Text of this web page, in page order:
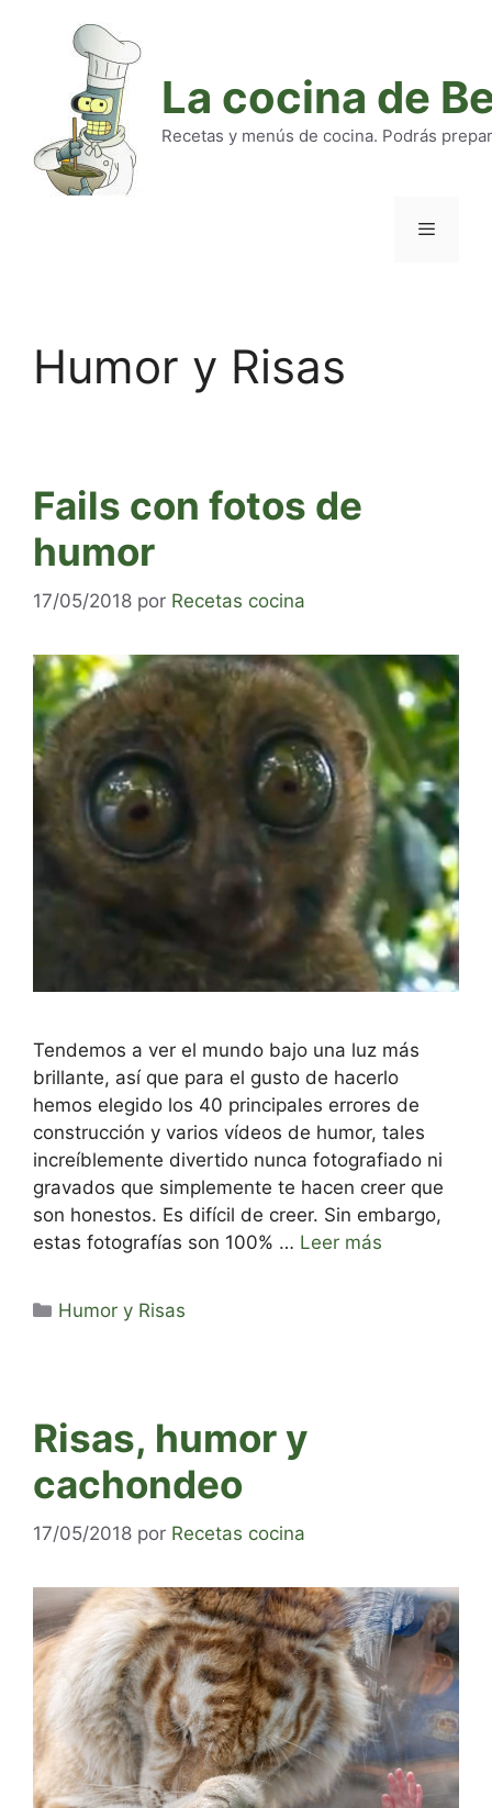
La cocina de
Recetas y menús de cocina. Podrás
Humor y Risas
Fails con fotos de
humor
17/05/2018 por Recetas cocina
Tendemos a ver el mundo bajo una luz más
brillante, así que para el gusto de hacerlo
hemos elegido los 40 principales errores de
construcción y varios vídeos de humor, tales
increíblemente divertido nunca fotografiado ni
gravados que simplemente te hacen creer que
son honestos. Es difícil de creer. Sin embargo,
estas fotografías son 100% … Leer más
Categorías
Humor y Risas
Risas, humor y
cachondeo
17/05/2018 por Recetas cocina